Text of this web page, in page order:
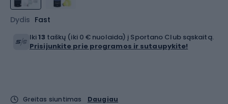
Dydis Fast
Iki13 taškų (iki 0 € nuolaida) į Sportano Club sąskaitą.
Prisijunkite prie programos ir sutaupykite!
Greitas siuntimas
Daugiau